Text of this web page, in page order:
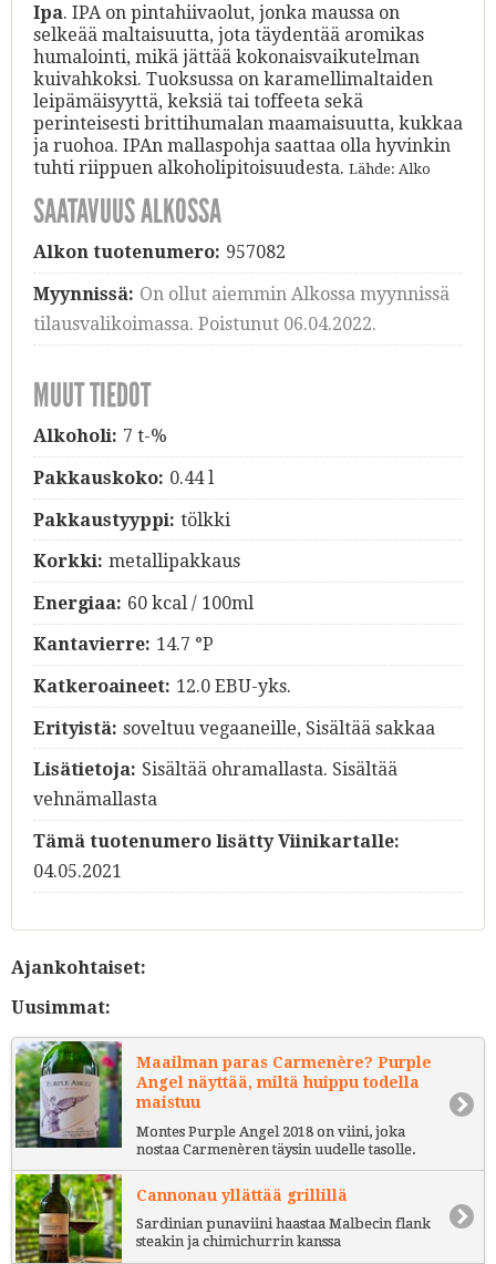
Ipa. IPA on pintahiivaolut, jonka maussa on
selkeää maltaisuutta, jota täydentää aromikas
humalointi, mikä jättää kokonaisvaikutelman
kuivahkoksi. Tuoksussa on karamellimaltaiden
leipämäisyyttä, keksiä tai toffeeta sekä
perinteisesti brittihumalan maamaisuutta, kukkaa
ja ruohoa. IPAn mallaspohja saattaa olla hyvinkin
tuhti riippuen alkoholipitoisuudesta. Lähde: Alko
SAATAVUUS ALKOSSA
Alkon tuotenumero: 957082
Myynnissä: On ollut aiemmin Alkossa myynnissä
tilausvalikoimassa. Poistunut 06.04.2022.
MUUT TIEDOT
Alkoholi: 7 t-%
Pakkauskoko: 0.44 l
Pakkaustyyppi: tölkki
Korkki: metallipakkaus
Energiaa: 60 kcal / 100ml
Kantavierre: 14.7 °P
Katkeroaineet: 12.0 EBU-yks.
Erityistä: soveltuu vegaaneille, Sisältää sakkaa
Lisätietoja: Sisältää ohramallasta. Sisältää
vehnämallasta
Tämä tuotenumero lisätty Viinikartalle:
04.05.2021
Ajankohtaiset:
Uusimmat:
Maailman paras Carmenère? Purple
Angel näyttää, miltä huippu todella
maistuu
Montes Purple Angel 2018 on viini, joka
nostaa Carmenèren täysin uudelle tasolle.
Cannonau yllättää grillillä
Sardinian punaviini haastaa Malbecin flank
steakin ja chimichurrin kanssa